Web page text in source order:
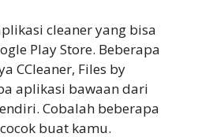
cleaner yang bisa
Play Store. Beberapa
CCleaner, Files by
aplikasi bawaan dari
Cobalah beberapa
buat kamu.